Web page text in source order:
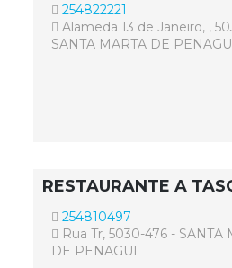
254822221
Alameda 13 de Janeiro, ,
SANTA MARTA DE
RESTAURANTE A
254810497
Rua Tr, 5030-476 - SANTA
DE PENAGUI